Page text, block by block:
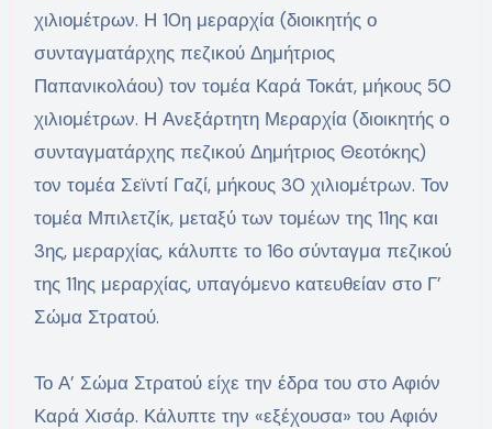
χιλιομέτρων. Η 10η μεραρχία (διοικητής ο
συνταγματάρχης πεζικού Δημήτριος
Παπανικολάου) τον τομέα Καρά Τοκάτ, μήκους 50
χιλιομέτρων. Η Ανεξάρτητη Μεραρχία (διοικητής ο
συνταγματάρχης πεζικού Δημήτριος Θεοτόκης)
τον τομέα Σεϊντί Γαζί, μήκους 30 χιλιομέτρων. Τον
τομέα Μπιλετζίκ, μεταξύ των τομέων της 11ης και
3ης, μεραρχίας, κάλυπτε το 16ο σύνταγμα πεζικού
της 11ης μεραρχίας, υπαγόμενο κατευθείαν στο Γ’
Σώμα Στρατού.
Το Α’ Σώμα Στρατού είχε την έδρα του στο Αφιόν
Καρά Χισάρ. Κάλυπτε την «εξέχουσα» του Αφιόν